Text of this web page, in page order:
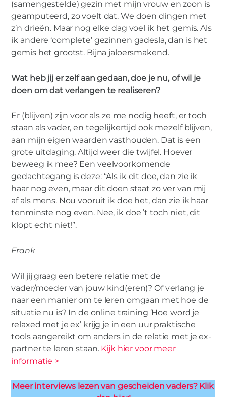
(samengestelde) gezin met mijn vrouw en zoon is
geamputeerd, zo voelt dat. We doen dingen met
z’n drieën. Maar nog elke dag voel ik het gemis. Als
ik andere ‘complete’ gezinnen gadesla, dan is het
gemis het grootst. Bijna jaloersmakend.
Wat heb jij er zelf aan gedaan, doe je nu, of wil je
doen om dat verlangen te realiseren?
Er (blijven) zijn voor als ze me nodig heeft, er toch
staan als vader, en tegelijkertijd ook mezelf blijven,
aan mijn eigen waarden vasthouden. Dat is een
grote uitdaging. Altijd weer die twijfel. Hoever
beweeg ik mee? Een veelvoorkomende
gedachtegang is deze: “Als ik dit doe, dan zie ik
haar nog even, maar dit doen staat zo ver van mij
af als mens. Nou vooruit ik doe het, dan zie ik haar
tenminste nog even. Nee, ik doe ’t toch niet, dit
klopt echt niet!”.
Frank
Wil jij graag een betere relatie met de
vader/moeder van jouw kind(eren)? Of verlang je
naar een manier om te leren omgaan met hoe de
situatie nu is? In de online training ‘Hoe word je
relaxed met je ex’ krijg je in een uur praktische
tools aangereikt om anders in de relatie met je ex-
partner te leren staan. Kijk hier voor meer
informatie >
Meer interviews lezen van gescheiden vaders? Klik